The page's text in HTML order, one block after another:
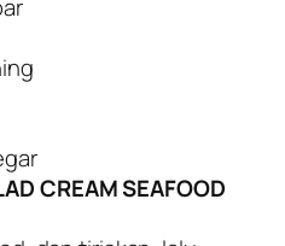
CREAM SEAFOOD